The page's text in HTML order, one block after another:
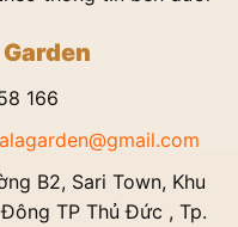
166
B2, Sari Town, Khu
TP Thủ Đức , Tp.